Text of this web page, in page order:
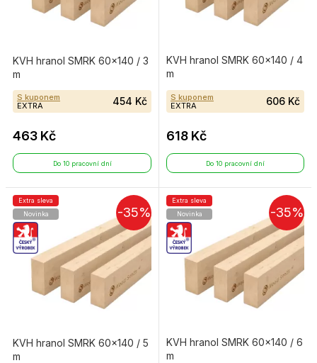
KVH hranol SMRK 60×140 / 3
m
S kuponem
EXTRA
454 Kč
463 Kč
Do 10 pracovní dní
KVH hranol SMRK 60×140 / 4
m
S kuponem
EXTRA
606 Kč
618 Kč
Do 10 pracovní dní
-35%
Extra sleva
Novinka
KVH hranol SMRK 60×140 / 5
m
-35%
Extra sleva
Novinka
KVH hranol SMRK 60×140 / 6
m